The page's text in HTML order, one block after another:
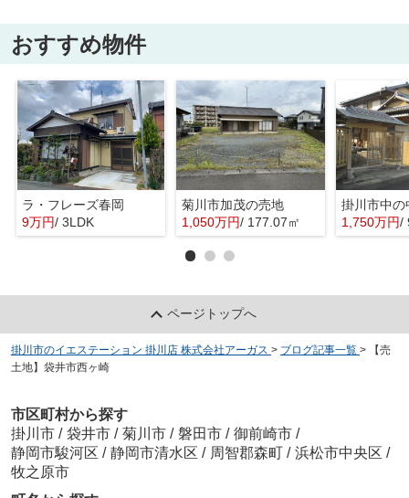
おすすめ物件
ラ・フレーズ春岡
9万円/ 3LDK
菊川市加茂の売地
1,050万円/ 177.07㎡
掛川市中の
1,750万円/
ページトップへ
掛川市のイエステーション 掛川店 株式会社アーガス > ブログ記事一覧 >
【売
土地】袋井市西ヶ崎
市区町村から探す
掛川市 / 袋井市 / 菊川市 / 磐田市 / 御前崎市 /
静岡市駿河区 / 静岡市清水区 / 周智郡森町 / 浜松市中央区 /
牧之原市